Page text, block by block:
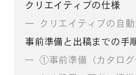
クリエイティブの仕様
クリエイティブの自
事前準備と出稿までの手
①事前準備（カタログ